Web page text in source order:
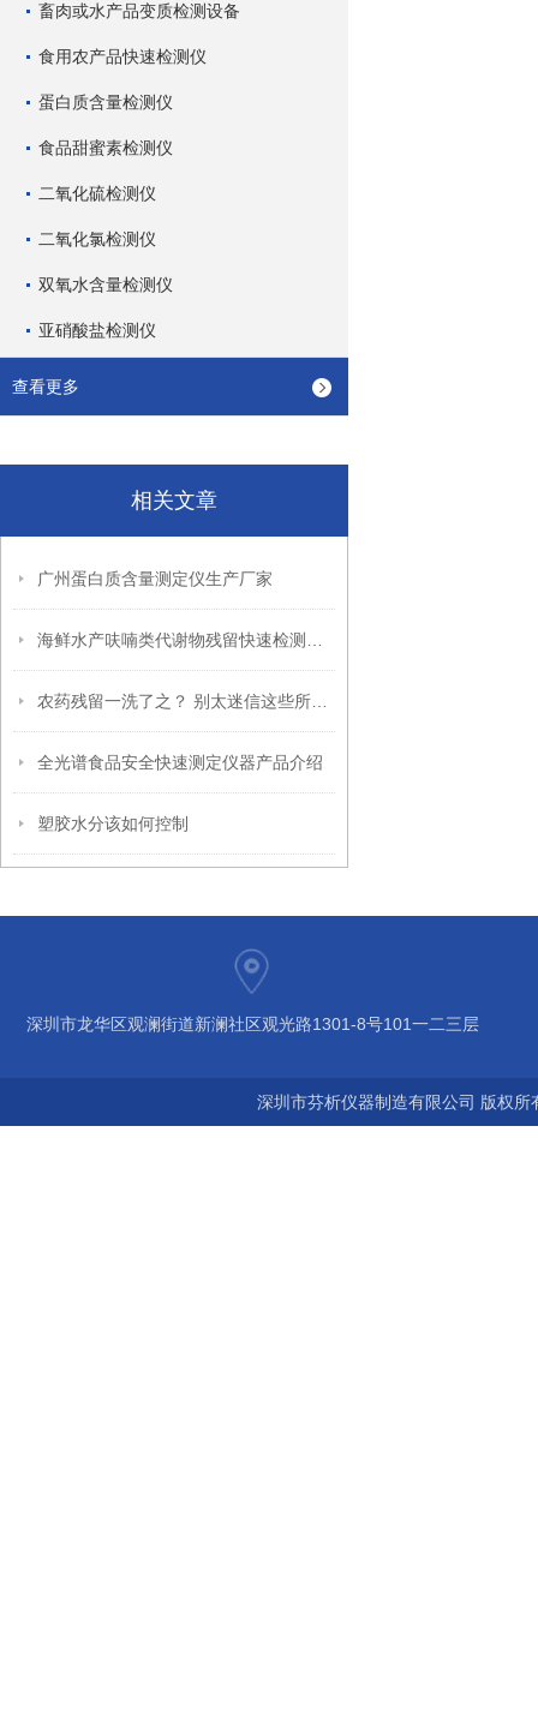
畜肉或水产品变质检测设备
食用农产品快速检测仪
蛋白质含量检测仪
食品甜蜜素检测仪
二氧化硫检测仪
二氧化氯检测仪
双氧水含量检测仪
亚硝酸盐检测仪
查看更多
相关文章
广州蛋白质含量测定仪生产厂家
全光谱食品安全快速测定仪器产品介绍
塑胶水分该如何控制
深圳市龙华区观澜街道新澜社区观光路1301-8号101一二三层
深圳市芬析仪器制造有限公司 版权